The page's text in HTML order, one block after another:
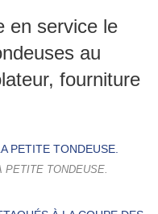
en service le
au
fourniture
PETITE TONDEUSE.